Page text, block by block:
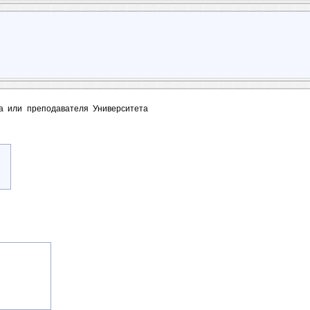
или преподавателя Университета